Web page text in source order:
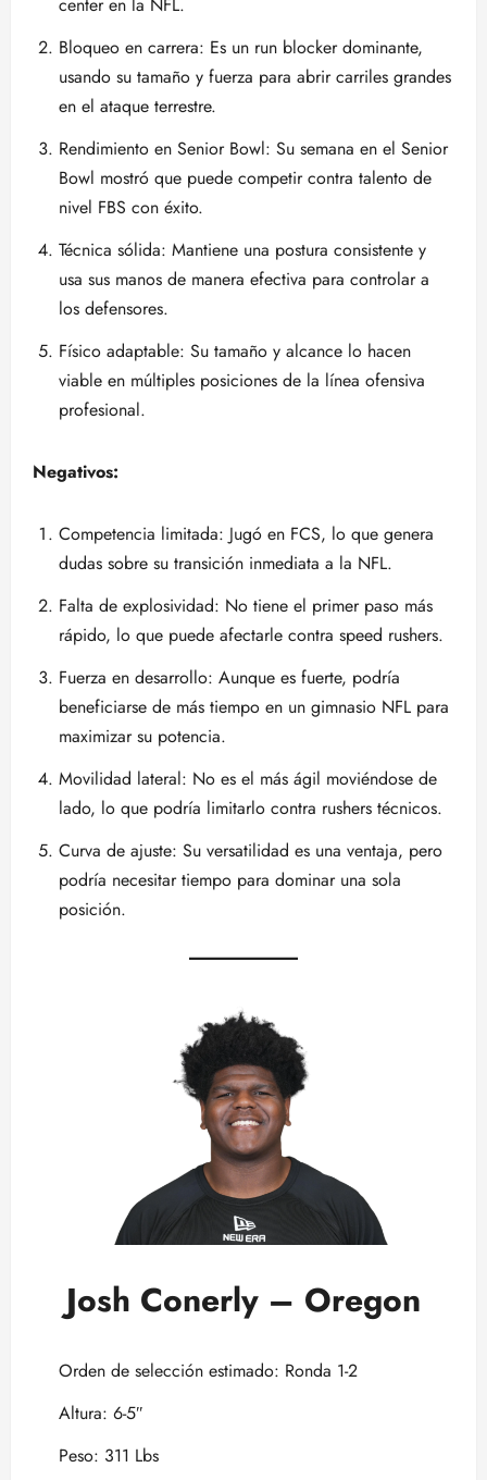
center en la NFL.
Bloqueo en carrera: Es un run blocker dominante,
usando su tamaño y fuerza para abrir carriles grandes
en el ataque terrestre.
Rendimiento en Senior Bowl: Su semana en el Senior
Bowl mostró que puede competir contra talento de
nivel FBS con éxito.
Técnica sólida: Mantiene una postura consistente y
usa sus manos de manera efectiva para controlar a
los defensores.
Físico adaptable: Su tamaño y alcance lo hacen
viable en múltiples posiciones de la línea ofensiva
profesional.
Negativos:
Competencia limitada: Jugó en FCS, lo que genera
dudas sobre su transición inmediata a la NFL.
Falta de explosividad: No tiene el primer paso más
rápido, lo que puede afectarle contra speed rushers.
Fuerza en desarrollo: Aunque es fuerte, podría
beneficiarse de más tiempo en un gimnasio NFL para
maximizar su potencia.
Movilidad lateral: No es el más ágil moviéndose de
lado, lo que podría limitarlo contra rushers técnicos.
Curva de ajuste: Su versatilidad es una ventaja, pero
podría necesitar tiempo para dominar una sola
posición.
Josh Conerly – Oregon
Orden de selección estimado: Ronda 1-2
Altura: 6-5″
Peso: 311 Lbs